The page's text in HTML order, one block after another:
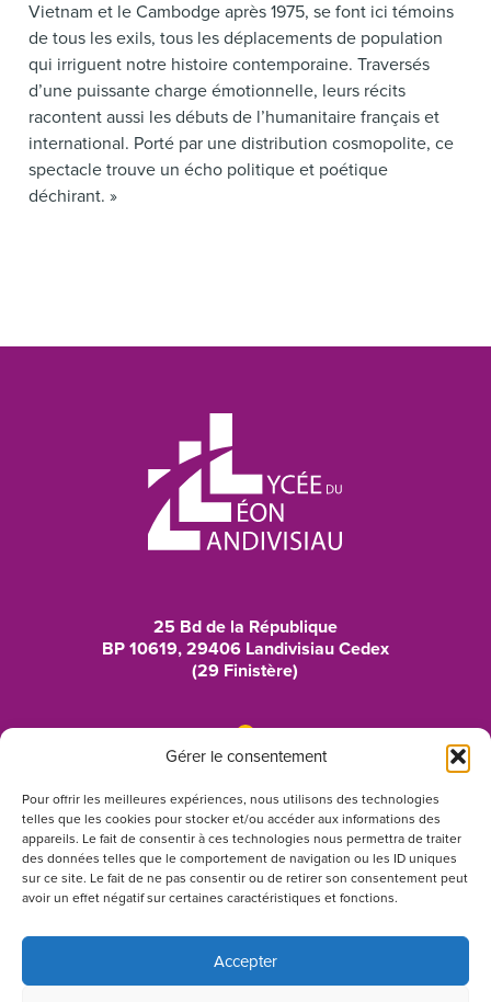
Gérer le consentement
Pour offrir les meilleures expériences, nous utilisons des technologies
telles que les cookies pour stocker et/ou accéder aux informations des
appareils. Le fait de consentir à ces technologies nous permettra de traiter
des données telles que le comportement de navigation ou les ID uniques
sur ce site. Le fait de ne pas consentir ou de retirer son consentement peut
avoir un effet négatif sur certaines caractéristiques et fonctions.
Accepter
Vietnam et le Cambodge après 1975, se font ici témoins
de tous les exils, tous les déplacements de population
qui irriguent notre histoire contemporaine. Traversés
d’une puissante charge émotionnelle, leurs récits
racontent aussi les débuts de l’humanitaire français et
international. Porté par une distribution cosmopolite, ce
spectacle trouve un écho politique et poétique
déchirant. »
25 Bd de la République
BP 10619, 29406 Landivisiau Cedex
(29 Finistère)
02 98 24 44 44
lyceeduleon@ac-rennes.fr
Suivez-nous sur Instagram